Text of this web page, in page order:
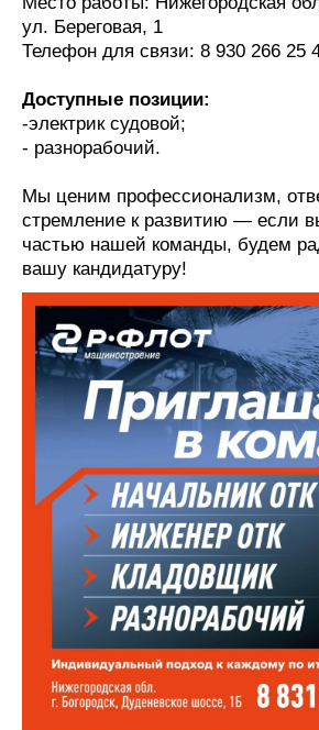
ул. Береговая, 1
Телефон для связи: 8 930 266 25
Доступные позиции:
-электрик судовой;
- разнорабочий.
Мы ценим профессионализм,
стремление к развитию — если
частью нашей команды, будем
вашу кандидатуру!